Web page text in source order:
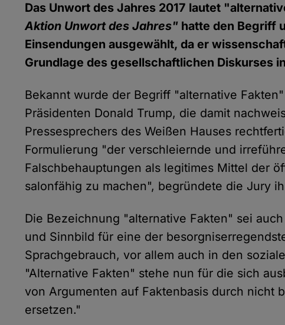
Das Unwort des Jahres 2017 lautet
Aktion Unwort des Jahres" hatte den Begriff
Einsendungen ausgewählt, da er
Grundlage des gesellschaftlichen Diskurses
Bekannt wurde der Begriff "alternative
Präsidenten Donald Trump, die damit
Pressesprechers des Weißen Hauses
Formulierung "der verschleiernde und
Falschbehauptungen als legitimes Mittel der
salonfähig zu machen", begründete die Jury
Die Bezeichnung "alternative Fakten" sei
und Sinnbild für eine der
Sprachgebrauch, vor allem auch in den
"Alternative Fakten" stehe nun für die sich
von Argumenten auf Faktenbasis durch nicht
ersetzen."